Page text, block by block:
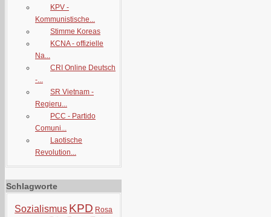
KPV -
Kommunistische...
Stimme Koreas
KCNA - offizielle
Na...
CRI Online Deutsch
-...
SR Vietnam -
Regieru...
PCC - Partido
Comuni...
Laotische
Revolution...
Schlagworte
Sozialismus KPD Rosa